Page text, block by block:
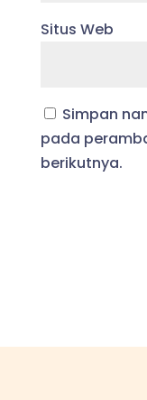
Situs Web
Simpan
pada
berikutnya.